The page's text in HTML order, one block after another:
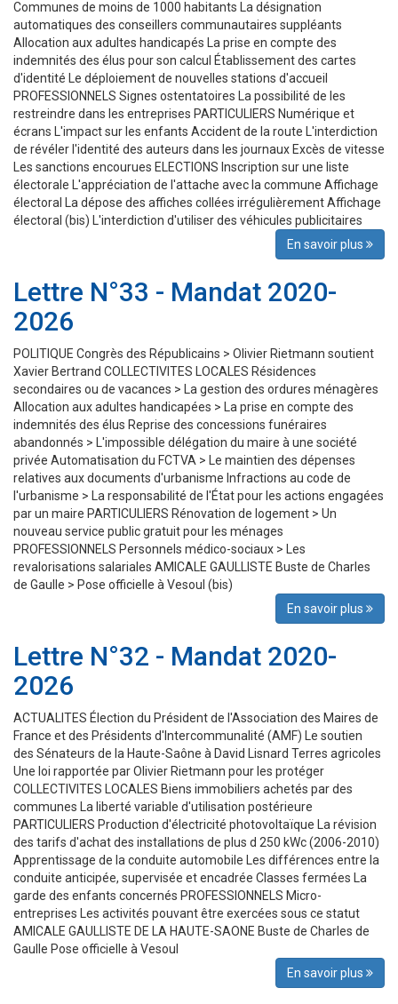
Communes de moins de 1000 habitants La désignation
automatiques des conseillers communautaires suppléants
Allocation aux adultes handicapés La prise en compte des
indemnités des élus pour son calcul Établissement des cartes
d'identité Le déploiement de nouvelles stations d'accueil
PROFESSIONNELS Signes ostentatoires La possibilité de les
restreindre dans les entreprises PARTICULIERS Numérique et
écrans L'impact sur les enfants Accident de la route L'interdiction
de révéler l'identité des auteurs dans les journaux Excès de vitesse
Les sanctions encourues ELECTIONS Inscription sur une liste
électorale L'appréciation de l'attache avec la commune Affichage
électoral La dépose des affiches collées irrégulièrement Affichage
électoral (bis) L'interdiction d'utiliser des véhicules publicitaires
En savoir plus
Lettre N°33 - Mandat 2020-
2026
POLITIQUE Congrès des Républicains > Olivier Rietmann soutient
Xavier Bertrand COLLECTIVITES LOCALES Résidences
secondaires ou de vacances > La gestion des ordures ménagères
Allocation aux adultes handicapées > La prise en compte des
indemnités des élus Reprise des concessions funéraires
abandonnés > L'impossible délégation du maire à une société
privée Automatisation du FCTVA > Le maintien des dépenses
relatives aux documents d'urbanisme Infractions au code de
l'urbanisme > La responsabilité de l'État pour les actions engagées
par un maire PARTICULIERS Rénovation de logement > Un
nouveau service public gratuit pour les ménages
PROFESSIONNELS Personnels médico-sociaux > Les
revalorisations salariales AMICALE GAULLISTE Buste de Charles
de Gaulle > Pose officielle à Vesoul (bis)
En savoir plus
Lettre N°32 - Mandat 2020-
2026
ACTUALITES Élection du Président de l'Association des Maires de
France et des Présidents d'Intercommunalité (AMF) Le soutien
des Sénateurs de la Haute-Saône à David Lisnard Terres agricoles
Une loi rapportée par Olivier Rietmann pour les protéger
COLLECTIVITES LOCALES Biens immobiliers achetés par des
communes La liberté variable d'utilisation postérieure
PARTICULIERS Production d'électricité photovoltaïque La révision
des tarifs d'achat des installations de plus d 250 kWc (2006-2010)
Apprentissage de la conduite automobile Les différences entre la
conduite anticipée, supervisée et encadrée Classes fermées La
garde des enfants concernés PROFESSIONNELS Micro-
entreprises Les activités pouvant être exercées sous ce statut
AMICALE GAULLISTE DE LA HAUTE-SAONE Buste de Charles de
Gaulle Pose officielle à Vesoul
En savoir plus